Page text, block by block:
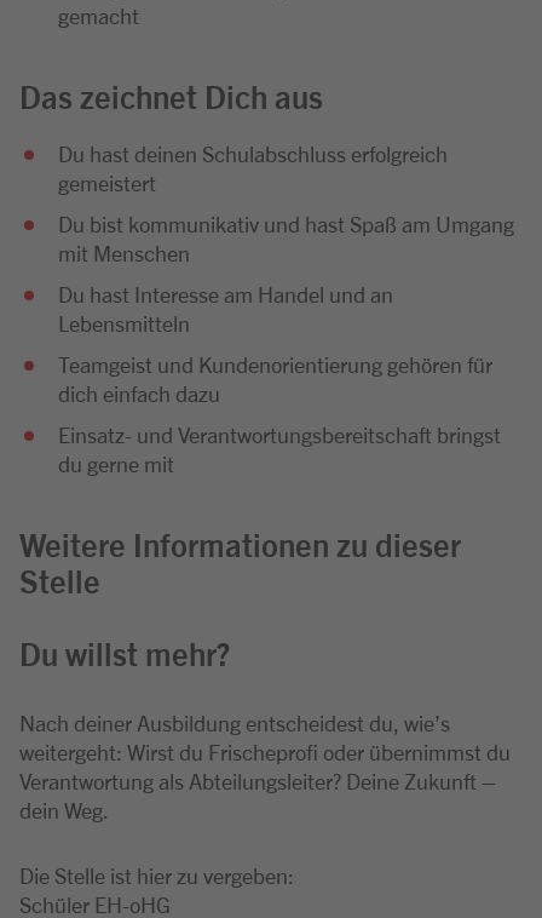
gemacht
Das zeichnet Dich aus
Du hast deinen Schulabschluss erfolgreich
gemeistert
Du bist kommunikativ und hast Spaß am Umgang
mit Menschen
Du hast Interesse am Handel und an
Lebensmitteln
Teamgeist und Kundenorientierung gehören für
dich einfach dazu
Einsatz- und Verantwortungsbereitschaft bringst
du gerne mit
Weitere Informationen zu dieser
Stelle
Du willst mehr?
Nach deiner Ausbildung entscheidest du, wie’s
weitergeht: Wirst du Frischeprofi oder übernimmst du
Verantwortung als Abteilungsleiter? Deine Zukunft –
dein Weg.
Die Stelle ist hier zu vergeben:
Schüler EH-oHG